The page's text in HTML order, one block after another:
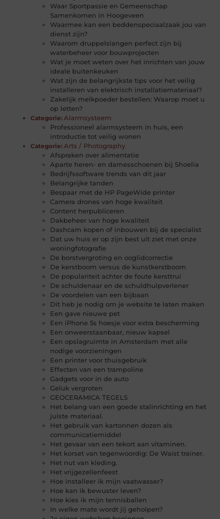
Waar Sportpassie en Gemeenschap
Samenkomen in Hoogeveen
Waarmee kan een beddenspeciaalzaak jou van
dienst zijn?
Waarom druppelslangen perfect zijn bij
waterbeheer voor bouwprojecten
Wat je moet weten over het inrichten van jouw
ideale buitenkeuken
Wat zijn de belangrijkste tips voor het veilig
installeren van elektrisch installatiemateriaal?
Zakelijk melkpoeder bestellen: Waarop moet u
op letten?
Categorie: Alarmsysteem
Professioneel alarmsysteem in huis, een
introductie tot veilig wonen
Categorie: Arts / Photography
Afspraken over alimentatie
Aparte heren- en damesschoenen bij Shoelia
Bedrijfssoftware trends van dit jaar
Belangrijke tanden
Bespaar met de HP PageWide printer
Camera drones van hoge kwaliteit
Content herpubliceren
Dakbeheer van hoge kwaliteit
Dashcam kopen of inbouwen bij de specialist
Dat uw huis er op zijn best uit ziet met onze
woningfotografie
De borstvergroting en ooglidcorrectie
De kerstboom versus de kunstkerstboom
De populariteit achter de foute kersttrui
De schuldenaar en de schuldhulpverlener
De voordelen van een bijbaan
Dit heb je nodig om je website te laten maken
Een gave nieuwe pet
Een iPhone 5s hoesje voor extra bescherming
Een onweerstaanbaar, nieuw kapsel
Een opslagruimte in Amsterdam met alle
nodige voorzieningen
Een printer voor thuisgebruik
Effecten van een trampoline
Gadgets voor in de auto
Geluk vergroten
GEOCERAMICA TEGELS
Het belang van een goede stalinrichting en het
juiste materiaal.
Het gebruik van kartonnen dozen als
communicatiemiddel
Het gevaar van een tekort aan vitaminen.
Het korset van tegenwoordig: De Waist trainer.
Het nut van kleding.
Het vrijgezellenfeest
Hoe installeer ik mijn vaatwasser?
Hoe kan ik bewuster leven?
Hoe kies ik mijn tennisballen
In welke mate wordt jij geholpen?